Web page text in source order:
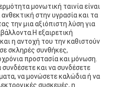
μονωτική ταινία είναι
στην υγρασία και τα
την μια αξιόπιστη λύση για
εξαιρετική
η αντοχή του την καθιστούν
σκληρές συνθήκες,
προστασία και μόνωση.
συνδέσετε και να συνδέσετε
να μονώσετε καλώδια ή να
συσκευές, η